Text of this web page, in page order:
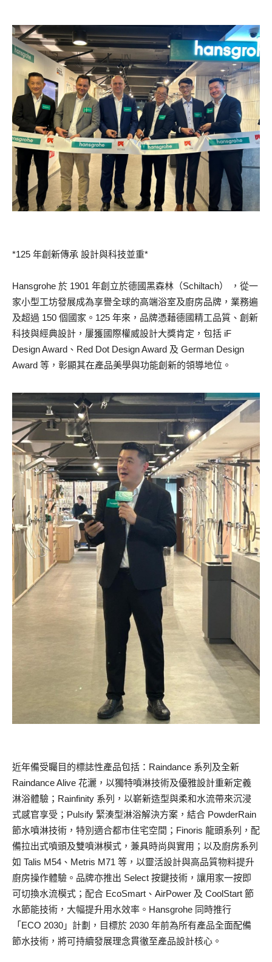
*125 年創新傳承 設計與科技並重*
Hansgrohe 於 1901 年創立於德國黑森林（Schiltach） ，從一
家小型工坊發展成為享譽全球的高端浴室及廚房品牌，業務遍
及超過 150 個國家。125 年來，品牌憑藉德國精工品質、創新
科技與經典設計，屢獲國際權威設計大獎肯定，包括 iF
Design Award、Red Dot Design Award 及 German Design
Award 等，彰顯其在產品美學與功能創新的領導地位。
近年備受矚目的標誌性產品包括：Raindance 系列及全新
Raindance Alive 花灑，以獨特噴淋技術及優雅設計重新定義
淋浴體驗；Rainfinity 系列，以嶄新造型與柔和水流帶來沉浸
式感官享受；Pulsify 緊湊型淋浴解決方案，結合 PowderRain
節水噴淋技術，特別適合都市住宅空間；Finoris 龍頭系列，配
備拉出式噴頭及雙噴淋模式，兼具時尚與實用；以及廚房系列
如 Talis M54、Metris M71 等，以靈活設計與高品質物料提升
廚房操作體驗。品牌亦推出 Select 按鍵技術，讓用家一按即
可切換水流模式；配合 EcoSmart、AirPower 及 CoolStart 節
水節能技術，大幅提升用水效率。Hansgrohe 同時推行
「ECO 2030」計劃，目標於 2030 年前為所有產品全面配備
節水技術，將可持續發展理念貫徹至產品設計核心。